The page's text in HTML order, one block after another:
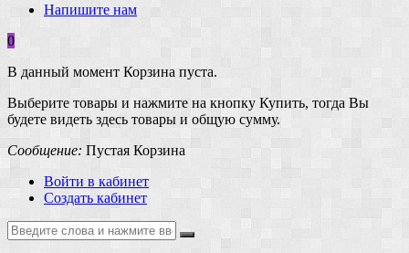
Напишите нам
0
В данный момент Корзина пуста.
Выберите товары и нажмите на кнопку Купить, тогда Вы
будете видеть здесь товары и общую сумму.
Сообщение: Пустая Корзина
Войти в кабинет
Создать кабинет